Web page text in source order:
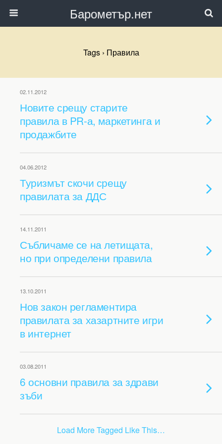
Барометър.нет
Tags › Правила
02.11.2012
Новите срещу старите
правила в PR-а, маркетинга и
продажбите
04.06.2012
Туризмът скочи срещу
правилата за ДДС
14.11.2011
Събличаме се на летищата,
но при определени правила
13.10.2011
Нов закон регламентира
правилата за хазартните игри
в интернет
03.08.2011
6 основни правила за здрави
зъби
Load More Tagged Like This…